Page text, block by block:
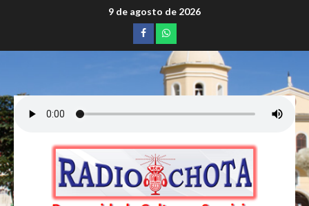
9 de agosto de 2026
Facebookwhatsapp